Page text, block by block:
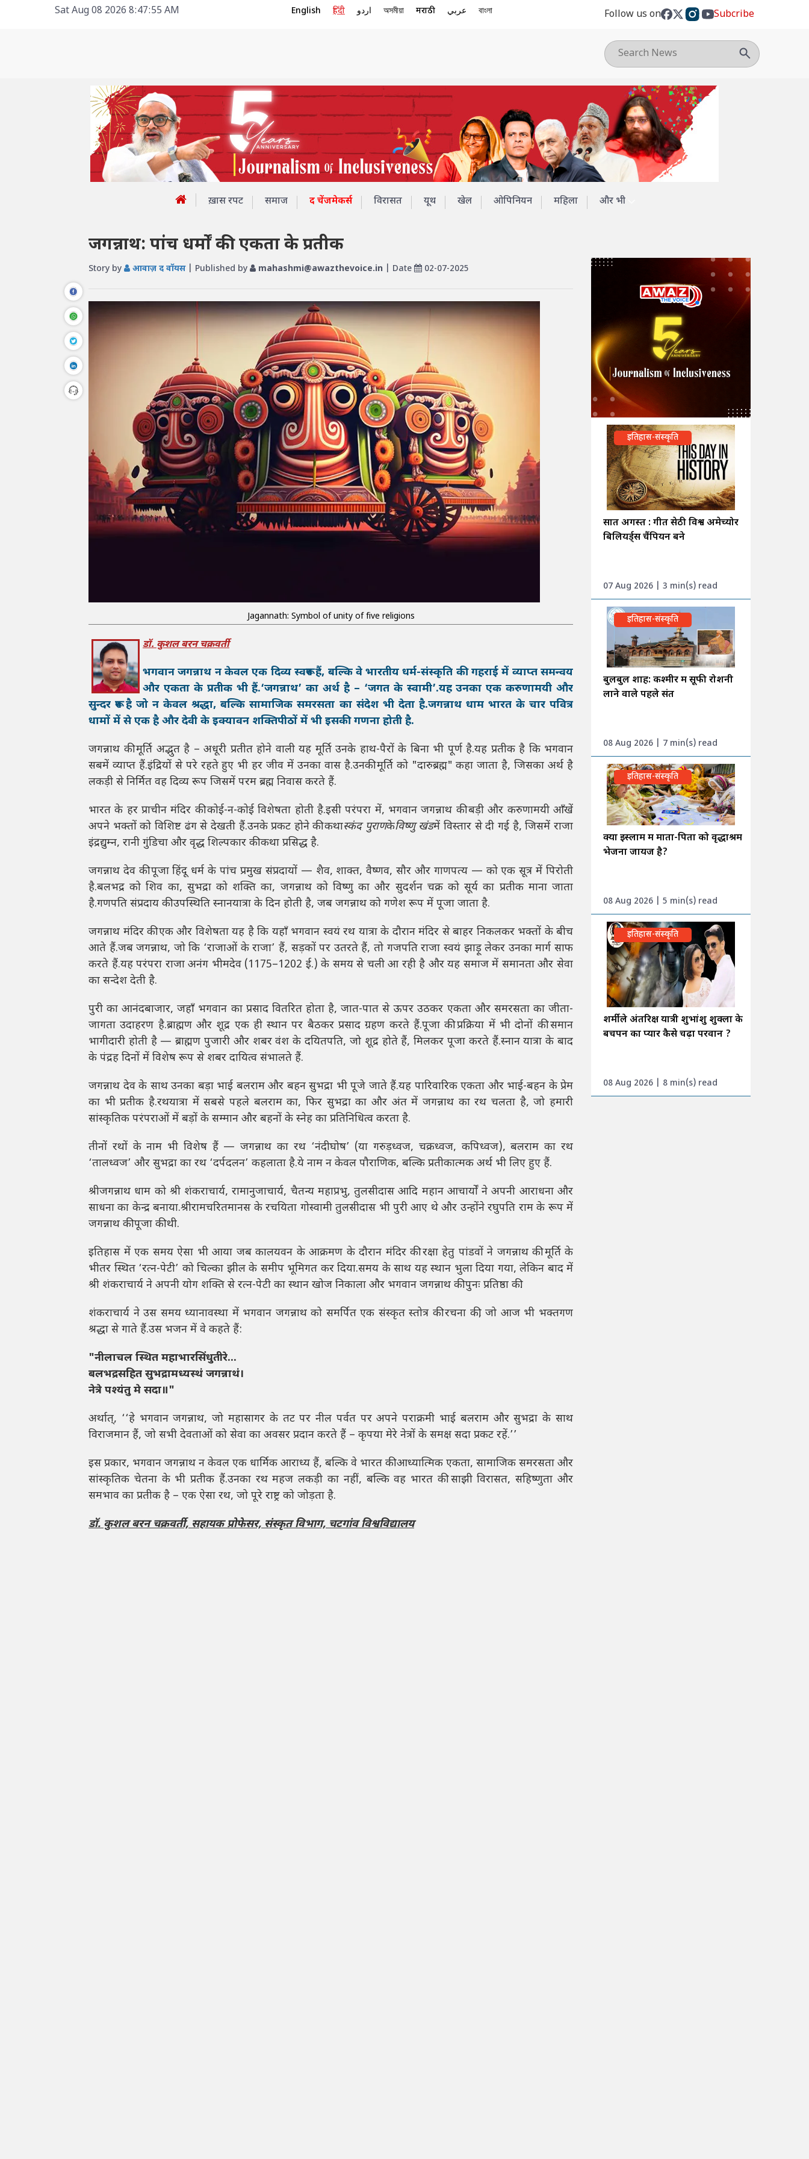
Sat Aug 08 2026 8:47:55 AM English हिंदी اردو অসমীয়া मराठी عربي বাংলা Follow us on Subcribe
ख़ास रपट समाज द चेंजमेकर्स विरासत यूथ खेल ओपिनियन महिला और भी
जगन्नाथ: पांच धर्मों की एकता के प्रतीक
Story by आवाज़ द वॉयस | Published by mahashmi@awazthevoice.in | Date 02-07-2025
Jagannath: Symbol of unity of five religions
डॉ. कुशल बरन चक्रवर्ती
भगवान जगन्नाथ न केवल एक दिव्य स्वरूप हैं, बल्कि वे भारतीय धर्म-संस्कृति की गहराई में व्याप्त समन्वय
और एकता के प्रतीक भी हैं.‘जगन्नाथ’ का अर्थ है – ‘जगत के स्वामी’.यह उनका एक करुणामयी और
सुन्दर रूप है जो न केवल श्रद्धा, बल्कि सामाजिक समरसता का संदेश भी देता है.जगन्नाथ धाम भारत के चार पवित्र
धामों में से एक है और देवी के इक्यावन शक्तिपीठों में भी इसकी गणना होती है.
जगन्नाथ की मूर्ति अद्भुत है – अधूरी प्रतीत होने वाली यह मूर्ति उनके हाथ-पैरों के बिना भी पूर्ण है.यह प्रतीक है कि भगवान
सबमें व्याप्त हैं.इंद्रियों से परे रहते हुए भी हर जीव में उनका वास है.उनकी मूर्ति को "दारुब्रह्म" कहा जाता है, जिसका अर्थ है
लकड़ी से निर्मित वह दिव्य रूप जिसमें परम ब्रह्म निवास करते हैं.
भारत के हर प्राचीन मंदिर की कोई-न-कोई विशेषता होती है.इसी परंपरा में, भगवान जगन्नाथ की बड़ी और करुणामयी आँखें
अपने भक्तों को विशिष्ट ढंग से देखती हैं.उनके प्रकट होने की कथास्कंद पुराणकेविष्णु खंडमें विस्तार से दी गई है, जिसमें राजा
इंद्रद्युम्न, रानी गुंडिचा और वृद्ध शिल्पकार की कथा प्रसिद्ध है.
जगन्नाथ देव की पूजा हिंदू धर्म के पांच प्रमुख संप्रदायों — शैव, शाक्त, वैष्णव, सौर और गाणपत्य — को एक सूत्र में पिरोती
है.बलभद्र को शिव का, सुभद्रा को शक्ति का, जगन्नाथ को विष्णु का और सुदर्शन चक्र को सूर्य का प्रतीक माना जाता
है.गणपति संप्रदाय की उपस्थिति स्नानयात्रा के दिन होती है, जब जगन्नाथ को गणेश रूप में पूजा जाता है.
जगन्नाथ मंदिर की एक और विशेषता यह है कि यहाँ भगवान स्वयं रथ यात्रा के दौरान मंदिर से बाहर निकलकर भक्तों के बीच
आते हैं.जब जगन्नाथ, जो कि ‘राजाओं के राजा’ हैं, सड़कों पर उतरते हैं, तो गजपति राजा स्वयं झाड़ू लेकर उनका मार्ग साफ
करते हैं.यह परंपरा राजा अनंग भीमदेव (1175–1202 ई.) के समय से चली आ रही है और यह समाज में समानता और सेवा
का सन्देश देती है.
पुरी का आनंदबाजार, जहाँ भगवान का प्रसाद वितरित होता है, जात-पात से ऊपर उठकर एकता और समरसता का जीता-
जागता उदाहरण है.ब्राह्मण और शूद्र एक ही स्थान पर बैठकर प्रसाद ग्रहण करते हैं.पूजा की प्रक्रिया में भी दोनों की समान
भागीदारी होती है — ब्राह्मण पुजारी और शबर वंश के दयितपति, जो शूद्र होते हैं, मिलकर पूजा करते हैं.स्नान यात्रा के बाद
के पंद्रह दिनों में विशेष रूप से शबर दायित्व संभालते हैं.
जगन्नाथ देव के साथ उनका बड़ा भाई बलराम और बहन सुभद्रा भी पूजे जाते हैं.यह पारिवारिक एकता और भाई-बहन के प्रेम
का भी प्रतीक है.रथयात्रा में सबसे पहले बलराम का, फिर सुभद्रा का और अंत में जगन्नाथ का रथ चलता है, जो हमारी
सांस्कृतिक परंपराओं में बड़ों के सम्मान और बहनों के स्नेह का प्रतिनिधित्व करता है.
तीनों रथों के नाम भी विशेष हैं — जगन्नाथ का रथ ‘नंदीघोष’ (या गरुड़ध्वज, चक्रध्वज, कपिध्वज), बलराम का रथ
‘तालध्वज’ और सुभद्रा का रथ ‘दर्पदलन’ कहलाता है.ये नाम न केवल पौराणिक, बल्कि प्रतीकात्मक अर्थ भी लिए हुए हैं.
श्रीजगन्नाथ धाम को श्री शंकराचार्य, रामानुजाचार्य, चैतन्य महाप्रभु, तुलसीदास आदि महान आचार्यों ने अपनी आराधना और
साधना का केन्द्र बनाया.श्रीरामचरितमानस के रचयिता गोस्वामी तुलसीदास भी पुरी आए थे और उन्होंने रघुपति राम के रूप में
जगन्नाथ की पूजा की थी.
इतिहास में एक समय ऐसा भी आया जब कालयवन के आक्रमण के दौरान मंदिर की रक्षा हेतु पांडवों ने जगन्नाथ की मूर्ति के
भीतर स्थित ‘रत्न-पेटी’ को चिल्का झील के समीप भूमिगत कर दिया.समय के साथ यह स्थान भुला दिया गया, लेकिन बाद में
श्री शंकराचार्य ने अपनी योग शक्ति से रत्न-पेटी का स्थान खोज निकाला और भगवान जगन्नाथ की पुनः प्रतिष्ठा की.
शंकराचार्य ने उस समय ध्यानावस्था में भगवान जगन्नाथ को समर्पित एक संस्कृत स्तोत्र की रचना की, जो आज भी भक्तगण
श्रद्धा से गाते हैं.उस भजन में वे कहते हैं:
"नीलाचल स्थित महाभारसिंधुतीरे...
बलभद्रसहित सुभद्रामध्यस्थं जगन्नाथं।
नेत्रे पश्यंतु मे सदा॥"
अर्थात्, ‘‘हे भगवान जगन्नाथ, जो महासागर के तट पर नील पर्वत पर अपने पराक्रमी भाई बलराम और सुभद्रा के साथ
विराजमान हैं, जो सभी देवताओं को सेवा का अवसर प्रदान करते हैं – कृपया मेरे नेत्रों के समक्ष सदा प्रकट रहें.’’
इस प्रकार, भगवान जगन्नाथ न केवल एक धार्मिक आराध्य हैं, बल्कि वे भारत की आध्यात्मिक एकता, सामाजिक समरसता और
सांस्कृतिक चेतना के भी प्रतीक हैं.उनका रथ महज लकड़ी का नहीं, बल्कि वह भारत की साझी विरासत, सहिष्णुता और
समभाव का प्रतीक है – एक ऐसा रथ, जो पूरे राष्ट्र को जोड़ता है.
डॉ. कुशल बरन चक्रवर्ती,सहायक प्रोफेसर,संस्कृत विभाग,चटगांव विश्वविद्यालय
इतिहास-संस्कृति
सात अगस्त : गीत सेठी विश्व अमेच्योर
बिलियर्ड्स चैंपियन बने
07 Aug 2026 | 3 min(s) read
इतिहास-संस्कृति
बुलबुल शाह: कश्मीर में सूफी रोशनी
लाने वाले पहले संत
08 Aug 2026 | 7 min(s) read
इतिहास-संस्कृति
क्या इस्लाम में माता-पिता को वृद्धाश्रम
भेजना जायज है?
08 Aug 2026 | 5 min(s) read
इतिहास-संस्कृति
शर्मीले अंतरिक्ष यात्री शुभांशु शुक्ला के
बचपन का प्यार कैसे चढ़ा परवान ?
08 Aug 2026 | 8 min(s) read